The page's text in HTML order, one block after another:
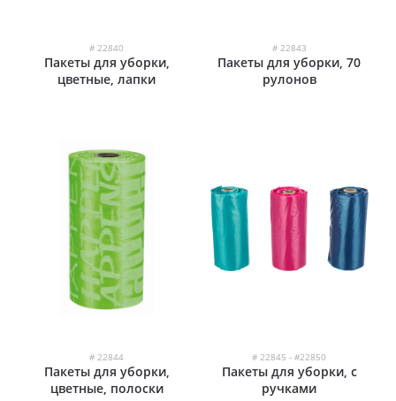
# 22840
Пакеты для уборки,
цветные, лапки
# 22843
Пакеты для уборки, 70
рулонов
# 22844
Пакеты для уборки,
цветные, полоски
# 22845 - #22850
Пакеты для уборки, с
ручками